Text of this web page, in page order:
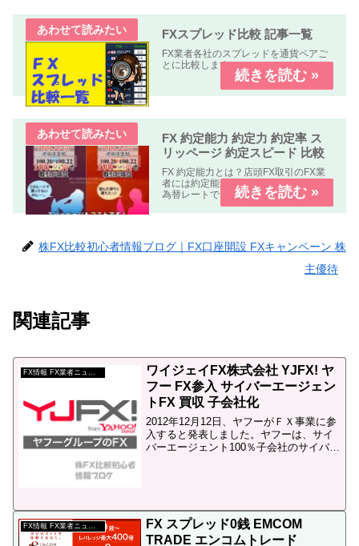
FXスプレッド比較 記事一覧
FX業者各社のスプレッドを通貨ペアご
とに比較します。
FX 約定能力 約定力 約定率 ス
リッページ 約定スピード 比較
FX 約定能力とは？店頭FX取引のFX業
者には約定能力の高いFX業者指定した
為替レートできちんと約定する。約定
能力の低いFX業者指定した為替レート
定能力 比較 まとめFX...
株FX比較初心者情報ブログ｜FX口座開設 FXキャンペーン 株
主優待
関連記事
FX情報 FX業者ニュース
ワイジェイFX株式会社 YJFX! ヤ
フー FX参入 サイバーエージェン
トFX 買収 子会社化
2012年12月12日、ヤフーがＦＸ事業に参
入すると発表しました。ヤフーは、サイ
バーエージェント100％子会社のサイバー
FX情報 FX業者ニュース
FX スプレッド0銭 EMCOM
TRADE エンコムトレード